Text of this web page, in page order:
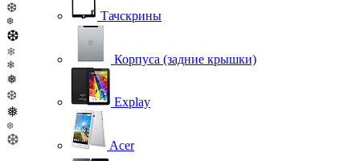
❆
❆
❆
❄
❄
❅
❆
❅
❆
❆
Тачскрины
Корпуса (задние крышки)
Explay
Acer